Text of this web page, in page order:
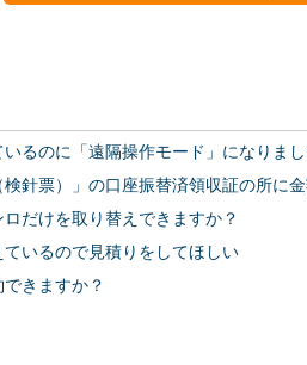
るのに「遠隔操作モード」になりま
検針票）」の口座振替済領収証の所に
だけを取り替えできますか？
いるので見積りをしてほしい
きますか？